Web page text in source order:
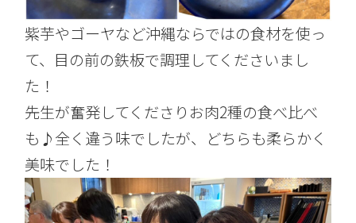
紫芋やゴーヤなど沖縄ならではの食材を使っ
て、目の前の鉄板で調理してくださいまし
た！
先生が奮発してくださりお肉2種の食べ比べ
も♪全く違う味でしたが、どちらも柔らかく
美味でした！